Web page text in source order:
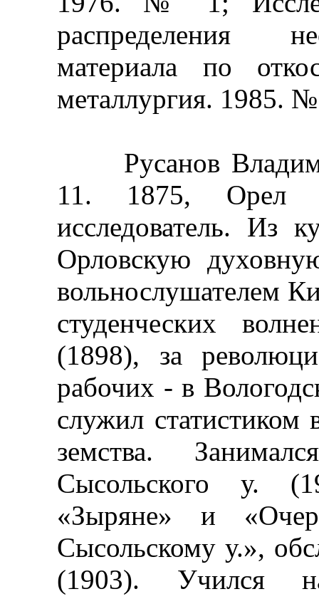
распределения
материала по
металлургия. 1985.
Русанов
11. 1875, Орел
исследователь. Из
Орловскую
вольнослушателем
студенческих
(1898), за
рабочих - в
служил статистиком
земства.
Сысольского у.
«Зыряне» и
Сысольскому у.»,
(1903). Учился